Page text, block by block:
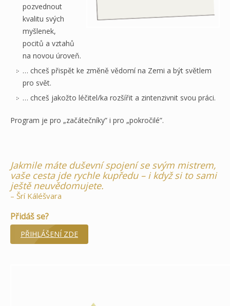
pozvednout
kvalitu svých
myšlenek,
pocitů a vztahů
na novou úroveň.
… chceš přispět ke změně vědomí na Zemi a být světlem
pro svět.
… chceš jakožto léčitel/ka rozšířit a zintenzivnit svou práci.
Program je pro „začátečníky” i pro „pokročilé”.
Jakmile máte duševní spojení se svým mistrem,
vaše cesta jde rychle kupředu – i když si to sami
ještě neuvědomujete.
– Šrí Káléšvara
Přidáš se?
PŘIHLÁŠENÍ ZDE